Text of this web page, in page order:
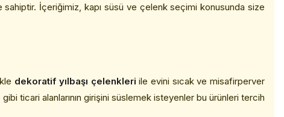
İçeriğimiz, kapı süsü ve çelenk seçimi konusunda size
dekoratif yılbaşı çelenkleri ile evini sıcak ve misafirperver
ticari alanlarının girişini süslemek isteyenler bu ürünleri tercih